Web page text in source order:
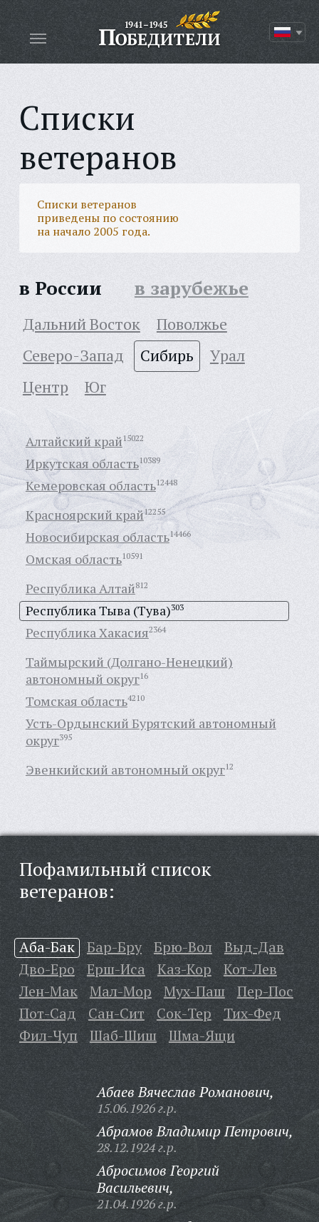
Списки
ветеранов
Списки ветеранов
приведены по состоянию
на начало 2005 года.
в России в зарубежье
Дальний Восток
Поволжье
Северо-Запад
Сибирь
Урал
Центр
Юг
Алтайский край15022
Иркутская область10389
Кемеровская область12448
Красноярский край12255
Новосибирская область14466
Омская область10591
Республика Алтай812
Республика Тыва (Тува)303
Республика Хакасия2364
Таймырский (Долгано-Ненецкий)
автономный округ16
Томская область4210
Усть-Ордынский Бурятский автономный
округ395
Эвенкийский автономный округ12
Пофамильный список
ветеранов:
Аба-Бак Бар-Бру Брю-Вол
Выд-Дав
Дво-Еро
Ерш-Иса Каз-Кор
Кот-Лев
Лен-Мак
Мал-Мор Мух-Паш
Пер-Пос
Пот-Сад
Сан-Сит Сок-Тер
Тих-Фед
Фил-Чуп
Шаб-Шиш Шма-Ящи
Абаев Вячеслав Романович,
15.06.1926 г.р.
Абрамов Владимир Петрович,
28.12.1924 г.р.
Абросимов Георгий
Васильевич,
21.04.1926 г.р.